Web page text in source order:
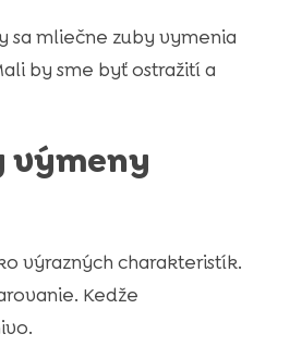
sa mliečne zuby vymenia
by sme byť ostražití a
výmeny
výrazných charakteristík.
Kedže